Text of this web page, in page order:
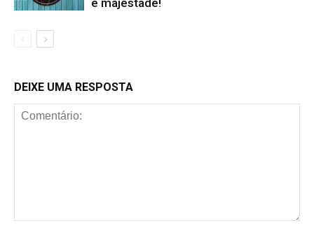
DEIXE UMA RESPOSTA